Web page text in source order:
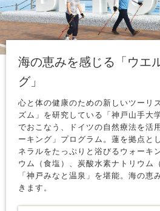
海の恵みを感じる「ウエ
グ」
心と体の健康のための新しいツーリ
ズム」を研究している「神戸山手
でおこなう、ドイツの自然療法を活
ーキング」プログラム。蓮を拠点と
ネラルをたっぷりと浴びるウォーキ
ウム（食塩）、炭酸水素ナトリウム
「神戸みなと温泉」を堪能。海の恵
きます。